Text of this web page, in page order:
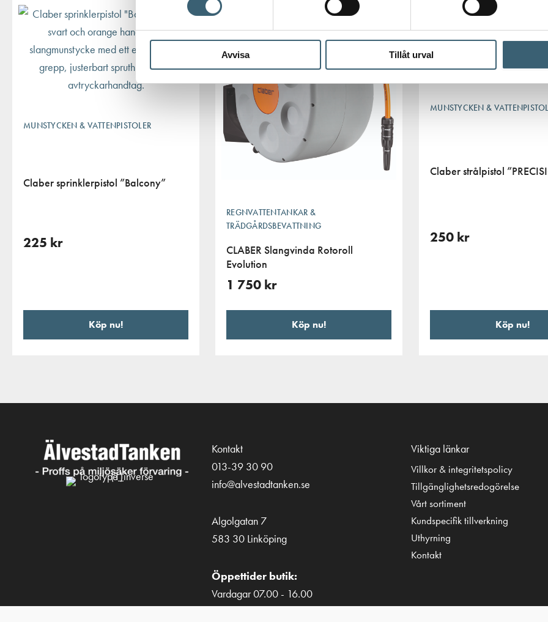
Avvisa Tillåt urval
MUNSTYCKEN & VATTENPISTOLER
Claber sprinklerpistol ”Balcony”
225 kr
Köp nu!
REGNVATTENTANKAR &
TRÄDGÅRDSBEVATTNING
CLABER Slangvinda Rotoroll
Evolution
1 750 kr
Köp nu!
MUNSTYCKEN &
Claber strålpistol
250 kr
Köp nu!
Kontakt
013-39 30 90
info@alvestadtanken.se
Algolgatan 7
583 30 Linköping
Öppettider butik:
Vardagar 07.00 - 16.00
Viktiga länkar
Villkor & integritetspolicy
Tillgänglighetsredogörelse
Vårt sortiment
Kundspecifik tillverkning
Uthyrning
Kontakt